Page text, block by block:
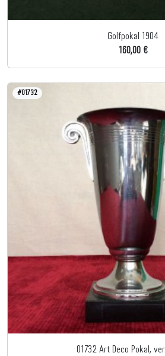
Golfpokal 1904
160,00 €
#01732
01732 Art Deco Pokal,